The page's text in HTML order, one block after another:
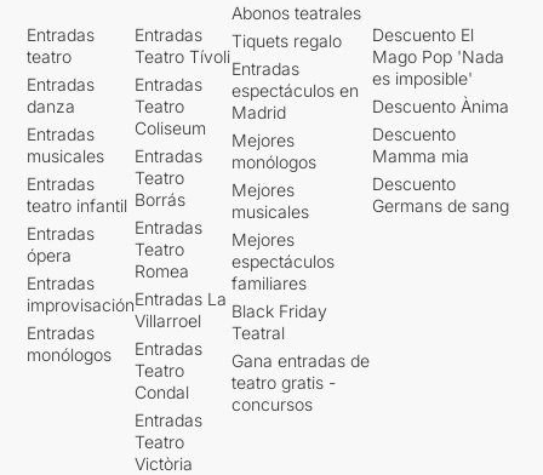
Entradas
teatro
Entradas
danza
Entradas
musicales
Entradas
teatro infantil
Entradas
ópera
Entradas
improvisación
Entradas
monólogos
Entradas
Teatro Tívoli
Entradas
Teatro
Coliseum
Entradas
Teatro
Borrás
Entradas
Teatro
Romea
Entradas La
Villarroel
Entradas
Teatro
Condal
Entradas
Teatro
Victòria
Abonos teatrales
Tiquets regalo
Entradas
espectáculos en
Madrid
Mejores
monólogos
Mejores
musicales
Mejores
espectáculos
familiares
Black Friday
Teatral
Gana entradas de
teatro gratis -
concursos
Descuento El
Mago Pop 'Nada
es imposible'
Descuento Ànima
Descuento
Mamma mia
Descuento
Germans de sang